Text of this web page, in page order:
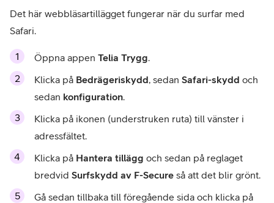
Det här webbläsartillägget fungerar när du surfar med
Safari.
Öppna appen Telia Trygg.
Klicka på Bedrägeriskydd, sedan Safari-skydd och
sedan konfiguration.
Klicka på ikonen (understruken ruta) till vänster i
adressfältet.
Klicka på Hantera tillägg och sedan på reglaget
bredvid Surfskydd av F-Secure så att det blir grönt.